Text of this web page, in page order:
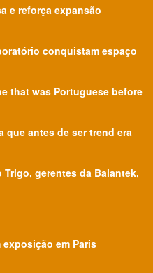
e reforça expansão
conquistam espaço
that was Portuguese before
que antes de ser trend era
Trigo, gerentes da Balantek,
em Paris